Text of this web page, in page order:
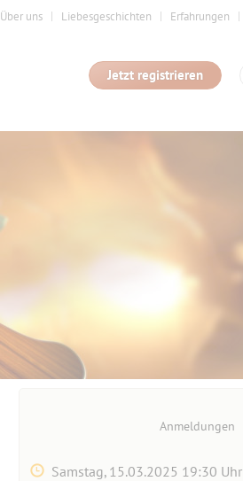
Über uns Liebesgeschichten Erfahrungen
Jetzt registrieren
Anmeldungen
Samstag, 15.03.2025 19:30 Uhr